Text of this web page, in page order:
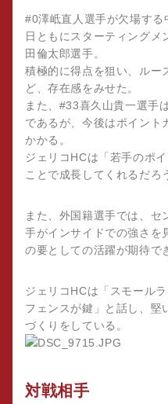
#0澤岻直人選手が欠場す
日ともにスターティング
田倫太郎選手。
積極的に得点を狙い、ルー
ど、存在感をみせた。
また、#33喜久山貴一選手
であるが、今後はポイント
かかる。
ジェリコHCは「若手のポ
ことで成長してくれるだろ
また、外国籍選手では、
手がインサイドでの強さを
の要としての活躍が期待で
ジェリコHCは「スモール
フェンスが鍵」と話し、堅
づくりをしている。
対戦相手